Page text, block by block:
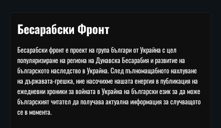
Бесарабски Фронт
Бесарабски фронт е проект на група българи от Украйна с цел
популяризиране на региона на Дунавска Бесарабия и развитие на
българското наследство в Украйна. След пълномащабното нахлуване
на държавата-грешка, ние насочихме нашата енергия в публикация на
ежедневни хроники за войната в Украйна на български език за да може
българският читател да получава актуална информация за случващото
се в момента.